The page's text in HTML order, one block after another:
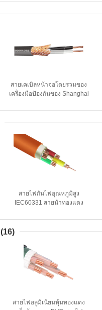
ได้ ได้รับการรับรอง CE KEMA
สายเคเบิลหน้าจอโดยรวมของ
เครื่องมือป้องกันของ Shanghai
ไม่มีเกราะ รับประกัน 2 ปี
สายไฟกันไฟอุณหภูมิสูง
IEC60331 สายนําทองแดง
(16)
สายไฟอลูมิเนียมหุ้มทองแดง